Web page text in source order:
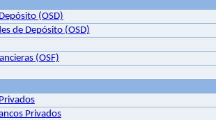
(OSD)
de Depósito (OSD)
(OSF)
Privados